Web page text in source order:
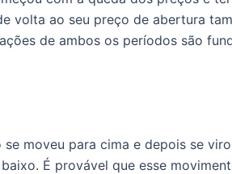
volta ao seu preço de abertura
de ambos os períodos são
moveu para cima e depois se
É provável que esse